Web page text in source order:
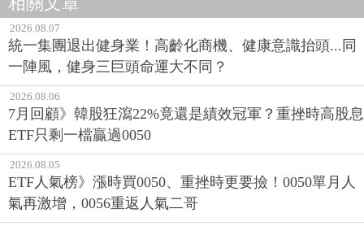
2026.08.07
統一集團退出健身業！高齡化商機、健康意識抬頭...同
一陣風，健身三巨頭命運大不同？
2026.08.06
7月回顧》韓股狂瀉22%竟還是績效冠軍？重挫時高股息
ETF只剩一檔贏過0050
2026.08.05
ETF人氣榜》漲時買0050、重挫時更要撿！0050單月人
氣再激增，0056重返人氣二哥